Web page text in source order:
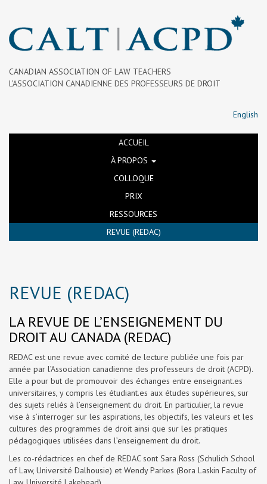
CANADIAN ASSOCIATION OF LAW TEACHERS
L’ASSOCIATION CANADIENNE DES PROFESSEURS DE DROIT
English
ACCUEIL
À PROPOS
COLLOQUE
PRIX
RESSOURCES
REVUE (REDAC)
REVUE (REDAC)
LA REVUE DE L’ENSEIGNEMENT DU
DROIT AU CANADA (REDAC)
REDAC est une revue avec comité de lecture publiée une fois par
année par l’Association canadienne des professeurs de droit (ACPD).
Elle a pour but de promouvoir des échanges entre enseignant.es
universitaires, y compris les étudiant.es aux études supérieures, sur
des sujets reliés à l’enseignement du droit. En particulier, la revue
vise à s’interroger sur les aspirations, les objectifs, les valeurs et les
cultures des programmes de droit ainsi que sur les pratiques
pédagogiques utilisées dans l’enseignement du droit.
Les co-rédactrices en chef de REDAC sont Sara Ross (Schulich School
of Law, Université Dalhousie) et Wendy Parkes (Bora Laskin Faculty of